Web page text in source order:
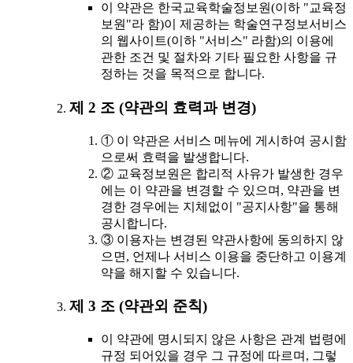
이 약관은 한국교육학술정보원(이하 "교육정
보원"라 함)이 제공하는 학술연구정보서비스
의 웹사이트(이하 "서비스" 라함)의 이용에
관한 조건 및 절차와 기타 필요한 사항을 규
정하는 것을 목적으로 합니다.
제 2 조 (약관의 효력과 변경)
① 이 약관은 서비스 메뉴에 게시하여 공시함
으로써 효력을 발생합니다.
② 교육정보원은 합리적 사유가 발생한 경우
에는 이 약관을 변경할 수 있으며, 약관을 변
경한 경우에는 지체없이 "공지사항"을 통해
공시합니다.
③ 이용자는 변경된 약관사항에 동의하지 않
으면, 언제나 서비스 이용을 중단하고 이용계
약을 해지할 수 있습니다.
제 3 조 (약관외 준칙)
이 약관에 명시되지 않은 사항은 관계 법령에
규정 되어있을 경우 그 규정에 따르며, 그렇